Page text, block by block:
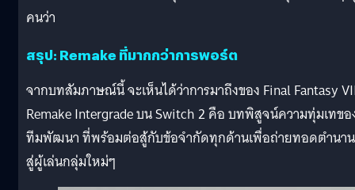
คนว่า
สรุป: Remake ที่มากกว่าการพอร์ต
จากบทสัมภาษณ์นี้ จะเห็นได้ว่าการมาถึงของ Final Fantasy
Remake Intergrade บน Switch 2 คือ บทพิสูจน์ความทุ่มเทขอ
ทีมพัฒนา ที่พร้อมต่อสู้กับข้อจำกัดทุกด้านเพื่อถ่ายทอดตำนา
สู่ผู้เล่นกลุ่มใหม่ๆ